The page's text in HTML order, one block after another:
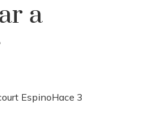
a
EspinoHace 3